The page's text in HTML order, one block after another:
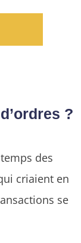
?
des
criaient en
se